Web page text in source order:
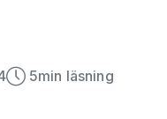
5min läsning